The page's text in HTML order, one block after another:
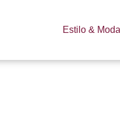
Estilo & Moda